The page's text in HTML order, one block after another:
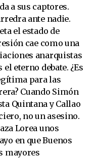
a sus captores.
ante nadie.
el estado de
cae como una
anarquistas
eterno debate. ¿Es
para las
Cuando Simón
Quintana y Callao
no un asesino.
Lorea unos
en que Buenos
mayores